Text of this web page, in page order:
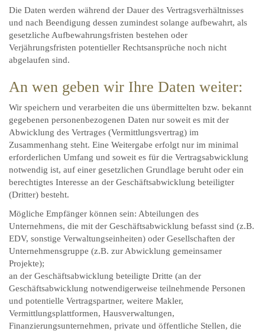
Die Daten werden während der Dauer des Vertragsverhältnisses
und nach Beendigung dessen zumindest solange aufbewahrt, als
gesetzliche Aufbewahrungsfristen bestehen oder
Verjährungsfristen potentieller Rechtsansprüche noch nicht
abgelaufen sind.
An wen geben wir Ihre Daten weiter:
Wir speichern und verarbeiten die uns übermittelten bzw. bekannt
gegebenen personenbezogenen Daten nur soweit es mit der
Abwicklung des Vertrages (Vermittlungsvertrag) im
Zusammenhang steht. Eine Weitergabe erfolgt nur im minimal
erforderlichen Umfang und soweit es für die Vertragsabwicklung
notwendig ist, auf einer gesetzlichen Grundlage beruht oder ein
berechtigtes Interesse an der Geschäftsabwicklung beteiligter
(Dritter) besteht.
Mögliche Empfänger können sein: Abteilungen des
Unternehmens, die mit der Geschäftsabwicklung befasst sind (z.B.
EDV, sonstige Verwaltungseinheiten) oder Gesellschaften der
Unternehmensgruppe (z.B. zur Abwicklung gemeinsamer
Projekte);
an der Geschäftsabwicklung beteiligte Dritte (an der
Geschäftsabwicklung notwendigerweise teilnehmende Personen
und potentielle Vertragspartner, weitere Makler,
Vermittlungsplattformen, Hausverwaltungen,
Finanzierungsunternehmen, private und öffentliche Stellen, die